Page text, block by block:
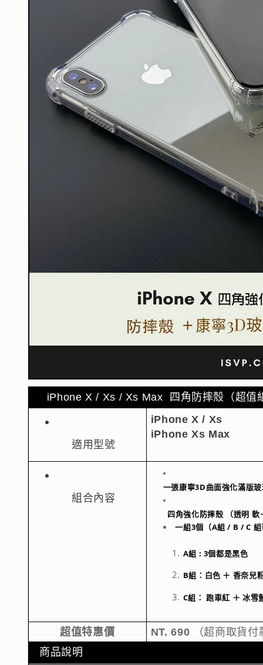
iPhone X / Xs / Xs Max  四角防摔殼（超值
適用型號
iPhone X / Xs
iPhone Xs Max
組合內容
一張康寧3D曲面強化滿版
四角強化防摔殼 （透明
一組3個（A組 / B / C
A組 : 3個都是黑色
B組：白色 ＋ 香奈兒
C組： 跑車紅 ＋ 冰雪
超值特惠價 NT. 690 （超商取貨
商品說明